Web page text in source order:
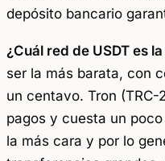
depósito bancario
¿Cuál red de USDT es
ser la más barata, con
un centavo. Tron
pagos y cuesta un
la más cara y por lo